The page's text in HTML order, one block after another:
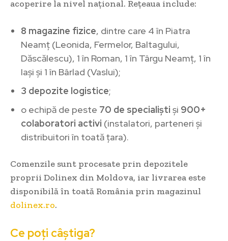
acoperire la nivel național. Rețeaua include:
8 magazine fizice, dintre care 4 în Piatra
Neamț (Leonida, Fermelor, Baltagului,
Dăscălescu), 1 în Roman, 1 în Târgu Neamț, 1 în
Iași și 1 în Bârlad (Vaslui);
3 depozite logistice;
o echipă de peste 70 de specialiști și 900+
colaboratori activi (instalatori, parteneri și
distribuitori în toată țara).
Comenzile sunt procesate prin depozitele
proprii Dolinex din Moldova, iar livrarea este
disponibilă în toată România prin magazinul
dolinex.ro.
Ce poți câștiga?